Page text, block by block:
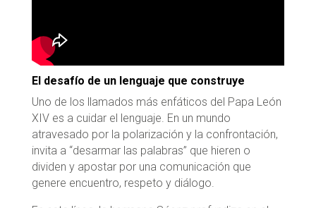
El desafío de un lenguaje que construye
Uno de los llamados más enfáticos del Papa León
XIV es a cuidar el lenguaje. En un mundo
atravesado por la polarización y la confrontación,
invita a “desarmar las palabras” que hieren o
dividen y apostar por una comunicación que
genere encuentro, respeto y diálogo.